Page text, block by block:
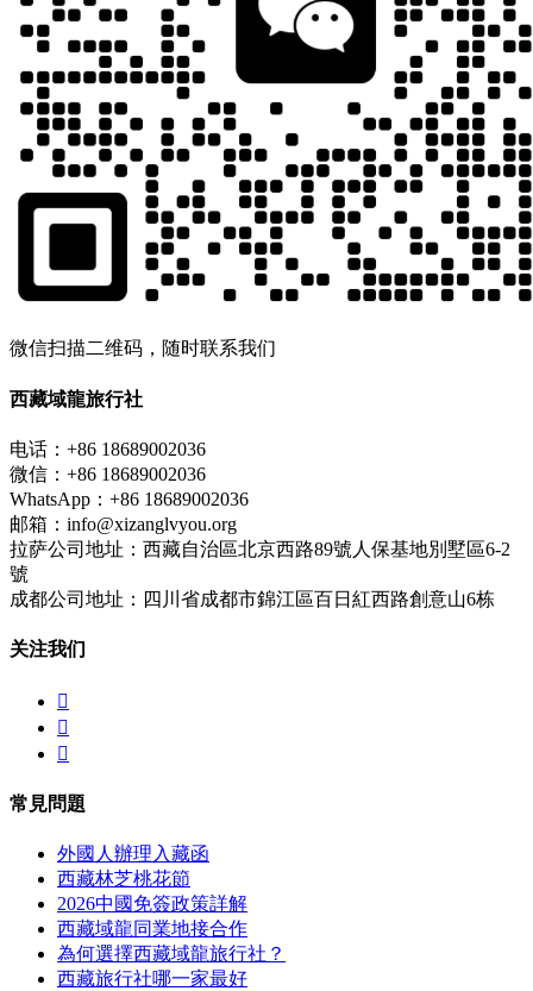
微信扫描二维码，随时联系我们
西藏域龍旅行社
电话：+86 18689002036
微信：+86 18689002036
WhatsApp：+86 18689002036
邮箱：info@xizanglvyou.org
拉萨公司地址：西藏自治區北京西路89號人保基地別墅區6-2
號
成都公司地址：四川省成都市錦江區百日紅西路創意山6栋
关注我们



常見問題
外國人辦理入藏函
西藏林芝桃花節
2026中國免簽政策詳解
西藏域龍同業地接合作
為何選擇西藏域龍旅行社？
西藏旅行社哪一家最好